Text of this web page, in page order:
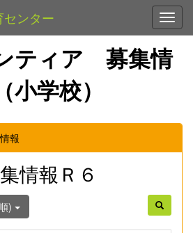
ンター
ティア 募集情
小学校）
報
情報Ｒ６
)